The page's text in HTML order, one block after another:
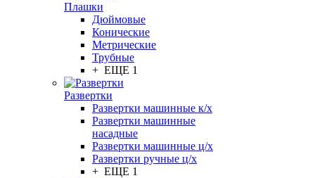
Плашки
Дюймовые
Конические
Метрические
Трубные
+ ЕЩЕ 1
Развертки
Развертки машинные к/х
Развертки машинные
насадные
Развертки машинные ц/х
Развертки ручные ц/х
+ ЕЩЕ 1